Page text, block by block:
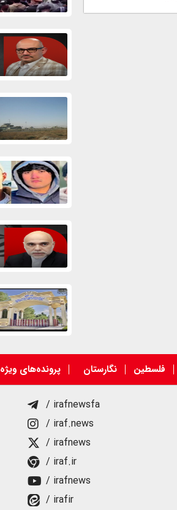
فلسطین نگارستان پرونده‌های ویژه
/ irafnewsfa
/ iraf.news
/ irafnews
/ iraf.ir
/ irafnews
/ irafir